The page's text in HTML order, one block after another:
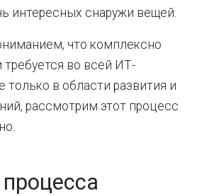
интересных снаружи вещей.
что комплексно
требуется во всей ИТ-
только в области развития и
рассмотрим этот процесс